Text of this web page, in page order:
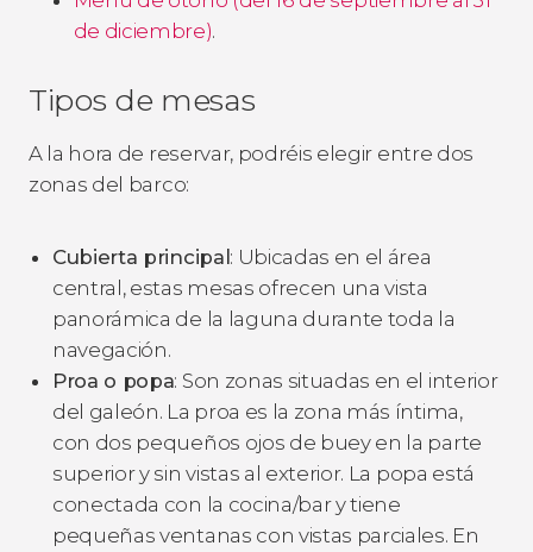
de diciembre).
Tipos de mesas
A la hora de reservar, podréis elegir entre dos
zonas del barco:
Cubierta principal: Ubicadas en el área
central, estas mesas ofrecen una vista
panorámica de la laguna durante toda la
navegación.
Proa o popa: Son zonas situadas en el interior
del galeón. La proa es la zona más íntima,
con dos pequeños ojos de buey en la parte
superior y sin vistas al exterior. La popa está
conectada con la cocina/bar y tiene
pequeñas ventanas con vistas parciales. En